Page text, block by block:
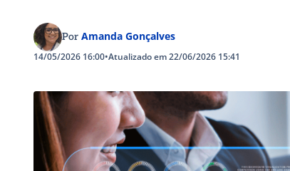
Por Amanda Gonçalves
14/05/2026 16:00•Atualizado em 22/06/2026 15:41